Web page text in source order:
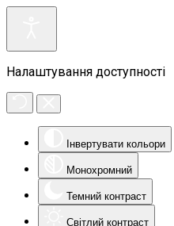
Налаштування доступності
Інвертувати кольори
Монохромний
Темний контраст
Світлий контраст